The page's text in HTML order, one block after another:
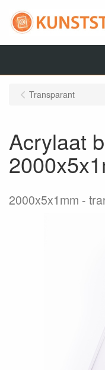
Transparant
Acrylaat
2000x5x1mm